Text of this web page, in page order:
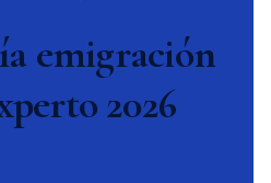
emigración
2026